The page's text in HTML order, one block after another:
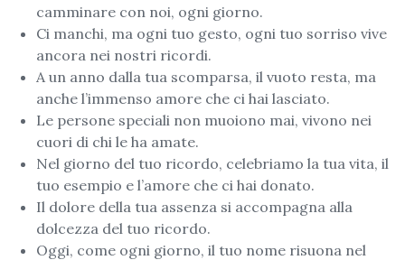
camminare con noi, ogni giorno.
Ci manchi, ma ogni tuo gesto, ogni tuo sorriso vive
ancora nei nostri ricordi.
A un anno dalla tua scomparsa, il vuoto resta, ma
anche l’immenso amore che ci hai lasciato.
Le persone speciali non muoiono mai, vivono nei
cuori di chi le ha amate.
Nel giorno del tuo ricordo, celebriamo la tua vita, il
tuo esempio e l’amore che ci hai donato.
Il dolore della tua assenza si accompagna alla
dolcezza del tuo ricordo.
Oggi, come ogni giorno, il tuo nome risuona nel